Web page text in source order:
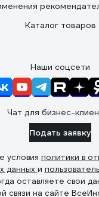
Каталог товаров
Наши соцсети
Чат для бизнес-
Подать заявку
условия политики в
данных и
оставляете свои
связи на сайте